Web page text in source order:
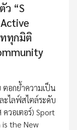
ว “S
ทุกมิติ
อกย้ำความเป็น
ะไลฟ์สไตล์ระดับ
ควอเตอร์) Sport
the New